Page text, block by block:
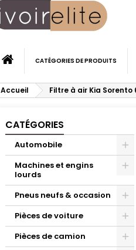
CATÉGORIES DE PRODUITS
Accueil Filtre à air Kia Sorento
CATÉGORIES
Automobile
Machines et engins
lourds
Pneus neufs & occasion
Pièces de voiture
Pièces de camion